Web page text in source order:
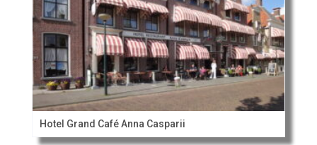
Hotel Grand Café Anna Casparii